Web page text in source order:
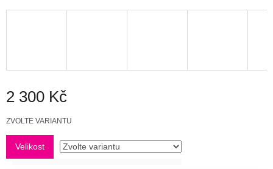
2 300 Kč
Měrná
ZVOLTE VARIANTU
Velikost